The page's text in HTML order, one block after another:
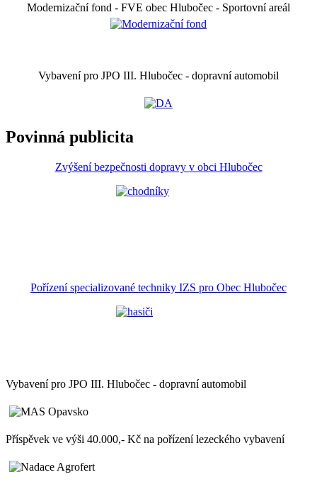
Modernizační fond - FVE obec Hlubočec - Sportovní areál
Vybavení pro JPO III. Hlubočec - dopravní automobil
Povinná publicita
Zvýšení bezpečnosti dopravy v obci Hlubočec
Pořízení specializované techniky IZS pro Obec Hlubočec
Vybavení pro JPO III. Hlubočec - dopravní automobil
Příspěvek ve výši 40.000,- Kč na pořízení lezeckého vybavení